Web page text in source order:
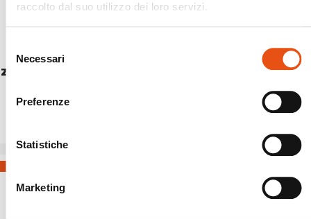
raccolto dal suo utilizzo dei loro servizi.
del
consenso
Necessari
Preferenze
Statistiche
Marketing
ZAINO CARIBOU